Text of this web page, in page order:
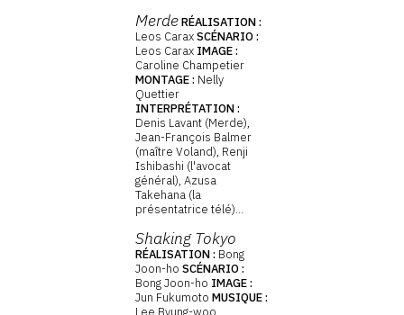
MerdeRÉALISATION :
Leos CaraxSCÉNARIO :
Leos Carax IMAGE :
Caroline Champetier
MONTAGE : Nelly
Quettier
INTERPRÉTATION :
Denis Lavant (Merde),
Jean-François Balmer
(maître Voland), Renji
Ishibashi (l'avocat
général), Azusa
Takehana (la
présentatrice télé)...
Shaking Tokyo
RÉALISATION : Bong
Joon-ho SCÉNARIO :
Bong Joon-ho IMAGE :
Jun Fukumoto MUSIQUE :
Lee Byung-woo